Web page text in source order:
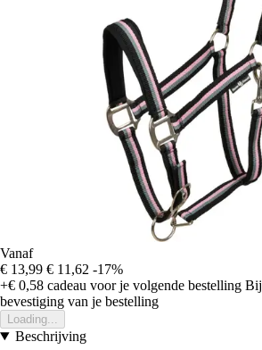
Vanaf
€ 13,99 € 11,62 -17%
+€ 0,58 cadeau voor je volgende bestelling
bevestiging van je bestelling
Loading...
Beschrijving